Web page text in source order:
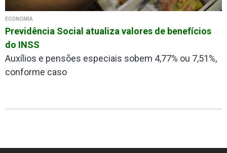
ECONOMIA
Previdência Social atualiza valores de benefícios
do INSS
Auxílios e pensões especiais sobem 4,77% ou 7,51%,
conforme caso